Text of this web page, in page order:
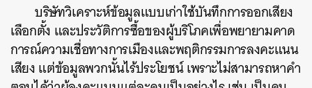
บริษัทวิเคราะห์ข้อมูลแบบเก่าใช้บันทึกการออกเสียง
เลือกตั้ง และประวัติการซื้อของผู้บริโภคเพื่อพยายามคาด
การณ์ความเชื่อทางการเมืองและพฤติกรรมการลงคะแนน
เสียง แต่ข้อมูลพวกนั้นไร้ประโยชน์ เพราะไม่สามารถหาคำ